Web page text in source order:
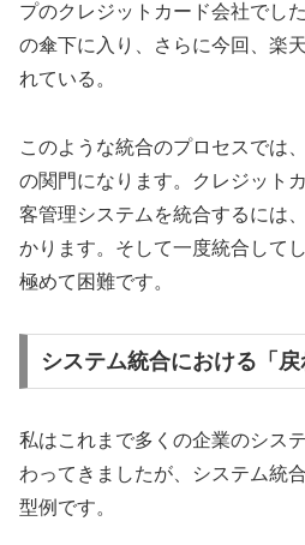
プのクレジットカード会社でし
の傘下に入り、さらに今回、楽
れている。
このような統合のプロセスでは、
の関門になります。クレジット
客管理システムを統合するには
かります。そして一度統合して
極めて困難です。
システム統合における「戻
私はこれまで多くの企業のシス
わってきましたが、システム統
型例です。